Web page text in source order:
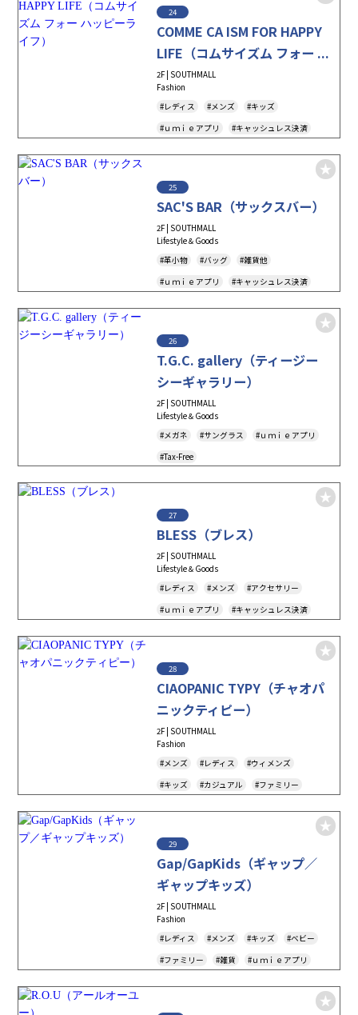
24
COMME CA ISM FOR HAPPY
LIFE（コムサイズム フォー ...
2F | SOUTHMALL
Fashion
#レディス
#メンズ
#キッズ
#ｕｍｉｅアプリ
#キャッシュレス決済
25
SAC'S BAR（サックスバー）
2F | SOUTHMALL
Lifestyle＆Goods
#革小物
#バッグ
#雑貨他
#ｕｍｉｅアプリ
#キャッシュレス決済
26
T.G.C. gallery（ティージー
シーギャラリー）
2F | SOUTHMALL
Lifestyle＆Goods
#メガネ
#サングラス
#ｕｍｉｅアプリ
#Tax-Free
27
BLESS（ブレス）
2F | SOUTHMALL
Lifestyle＆Goods
#レディス
#メンズ
#アクセサリー
#ｕｍｉｅアプリ
#キャッシュレス決済
28
CIAOPANIC TYPY（チャオパ
ニックティピー）
2F | SOUTHMALL
Fashion
#メンズ
#レディス
#ウィメンズ
#キッズ
#カジュアル
#ファミリー
29
Gap/GapKids（ギャップ／
ギャップキッズ）
2F | SOUTHMALL
Fashion
#レディス
#メンズ #キッズ
#ベビー
#ファミリー
#雑貨
#ｕｍｉｅアプリ